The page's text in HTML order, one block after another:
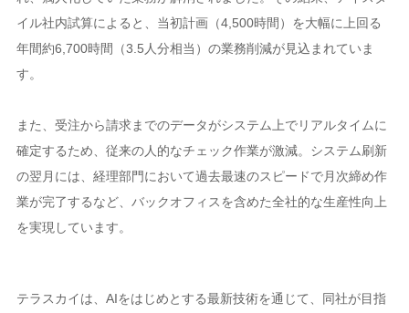
イル社内試算によると、当初計画（4,500時間）を大幅に上回る
年間約6,700時間（3.5人分相当）の業務削減が見込まれていま
す。
また、受注から請求までのデータがシステム上でリアルタイムに
確定するため、従来の人的なチェック作業が激減。システム刷新
の翌月には、経理部門において過去最速のスピードで月次締め作
業が完了するなど、バックオフィスを含めた全社的な生産性向上
を実現しています。
テラスカイは、AIをはじめとする最新技術を通じて、同社が目指